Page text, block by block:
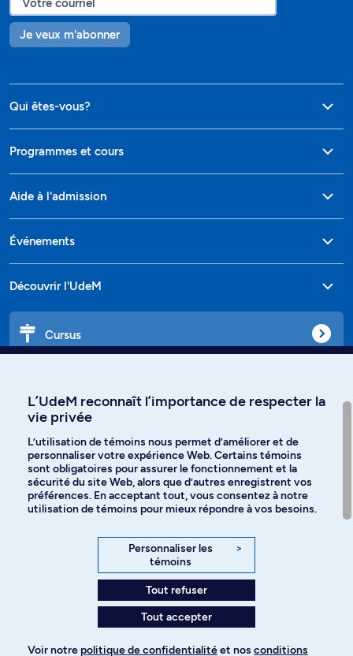
Je veux m'abonner
Qui êtes-vous?
Programmes et cours
Aide à l'admission
Événements
Découvrir l'UdeM
Cursus
Langues
Facebook Instagram
YouTube
Politique de confidentialité
L’UdeM reconnaît l’importance de respecter la
vie privée
L’utilisation de témoins nous permet d’améliorer et de
personnaliser votre expérience Web. Certains témoins
sont obligatoires pour assurer le fonctionnement et la
sécurité du site Web, alors que d’autres enregistrent vos
préférences. En acceptant tout, vous consentez à notre
utilisation de témoins pour mieux répondre à vos besoins.
Personnaliser les
témoins
>
Tout refuser
Tout accepter
Voir notre politique de confidentialitéet nos conditions